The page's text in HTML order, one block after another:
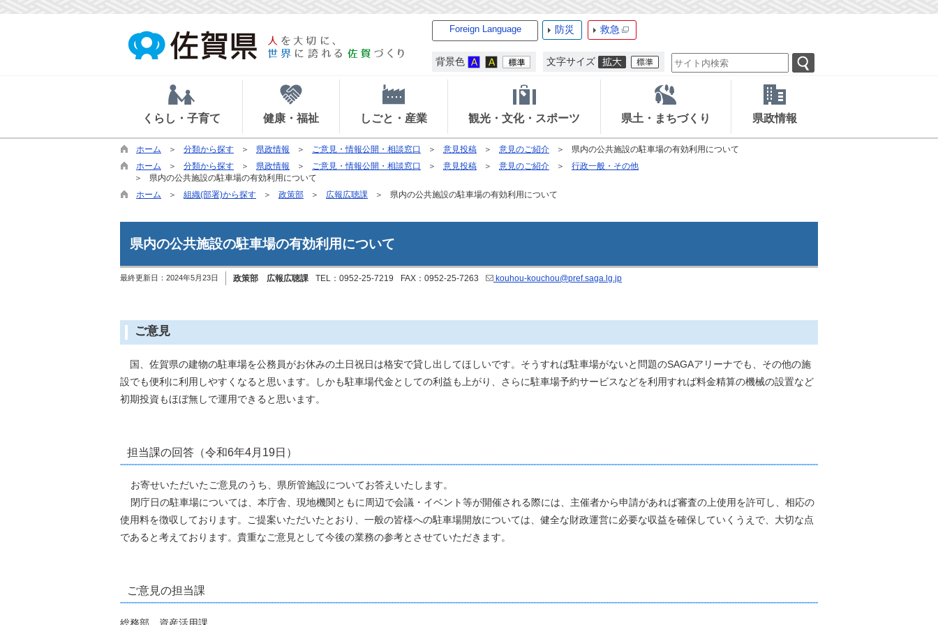
Foreign Language 防災 救急
背景色 文字サイズ
くらし・子育て 健康・福祉 しごと・産業 観光・文化・スポーツ 県土・まちづくり 県政情報
ホーム 分類から探す 県政情報 ご意見・情報公開・相談窓口 意見投稿 意見のご紹介
県内の公共施設の駐車場の有効利用について
ホーム
分類から探す 県政情報 ご意見・情報公開・相談窓口 意見投稿 意見のご紹介
行政一般・その他
県内の公共施設の駐車場の有効利用について
ホーム
組織(部署)から探す 政策部 広報広聴課 県内の公共施設の駐車場の有効利用について
県内の公共施設の駐車場の有効利用について
最終更新日： 2024年5月23日 政策部 広報広聴課 TEL：0952-25-7219 FAX：0952-25-7263 kouhou-kouchou@pref.saga.lg.jp
ご意見
国、佐賀県の建物の駐車場を公務員がお休みの土日祝日は格安で貸し出してほしいです。そうすれば駐車場がないと問題のSAGAアリーナでも、その他の施
設でも便利に利用しやすくなると思います。しかも駐車場代金としての利益も上がり、さらに駐車場予約サービスなどを利用すれば料金精算の機械の設置など
初期投資もほぼ無しで運用できると思います。
担当課の回答（令和6年4月19日）
お寄せいただいたご意見のうち、県所管施設についてお答えいたします。
閉庁日の駐車場については、本庁舎、現地機関ともに周辺で会議・イベント等が開催される際には、主催者から申請があれば審査の上使用を許可し、相応の
使用料を徴収しております。ご提案いただいたとおり、一般の皆様への駐車場開放については、健全な財政運営に必要な収益を確保していくうえで、大切な点
であると考えております。貴重なご意見として今後の業務の参考とさせていただきます。
ご意見の担当課